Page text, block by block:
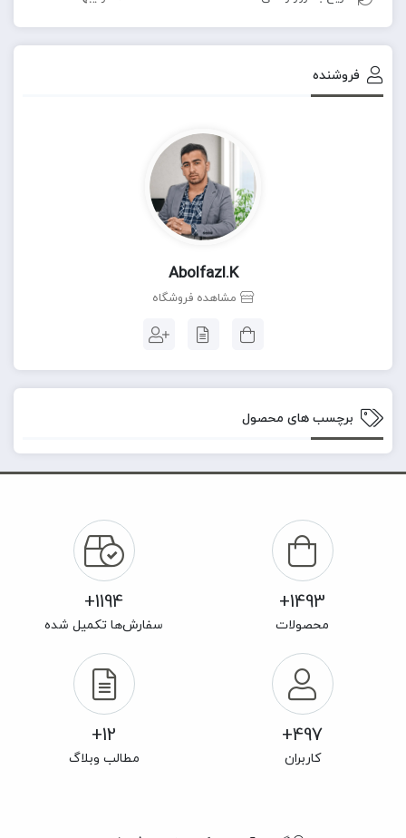
فروشنده
Abolfazl.k
مشاهده فروشگاه
برچسب های محصول
1493+
محصولات
1194+
سفارش‌ها تکمیل شده
497+
کاربران
12+
مطالب وبلاگ